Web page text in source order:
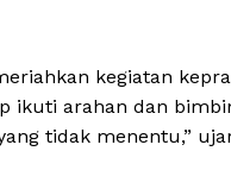
kegiatan
ikuti arahan dan
tidak menentu,”